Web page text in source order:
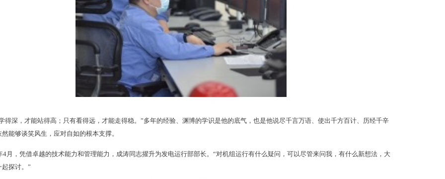
得深，才能站得高；只有看得远，才能走得稳。”多年的经验、渊博的学识是他的底气，也是他说尽千言万语、使出千方百计、历经千辛
能够谈笑风生，应对自如的根本支撑。
4月，凭借卓越的技术能力和管理能力，成涛同志擢升为发电运行部部长。“对机组运行有什么疑问，可以尽管来问我，有什么新想法，大
探讨。”